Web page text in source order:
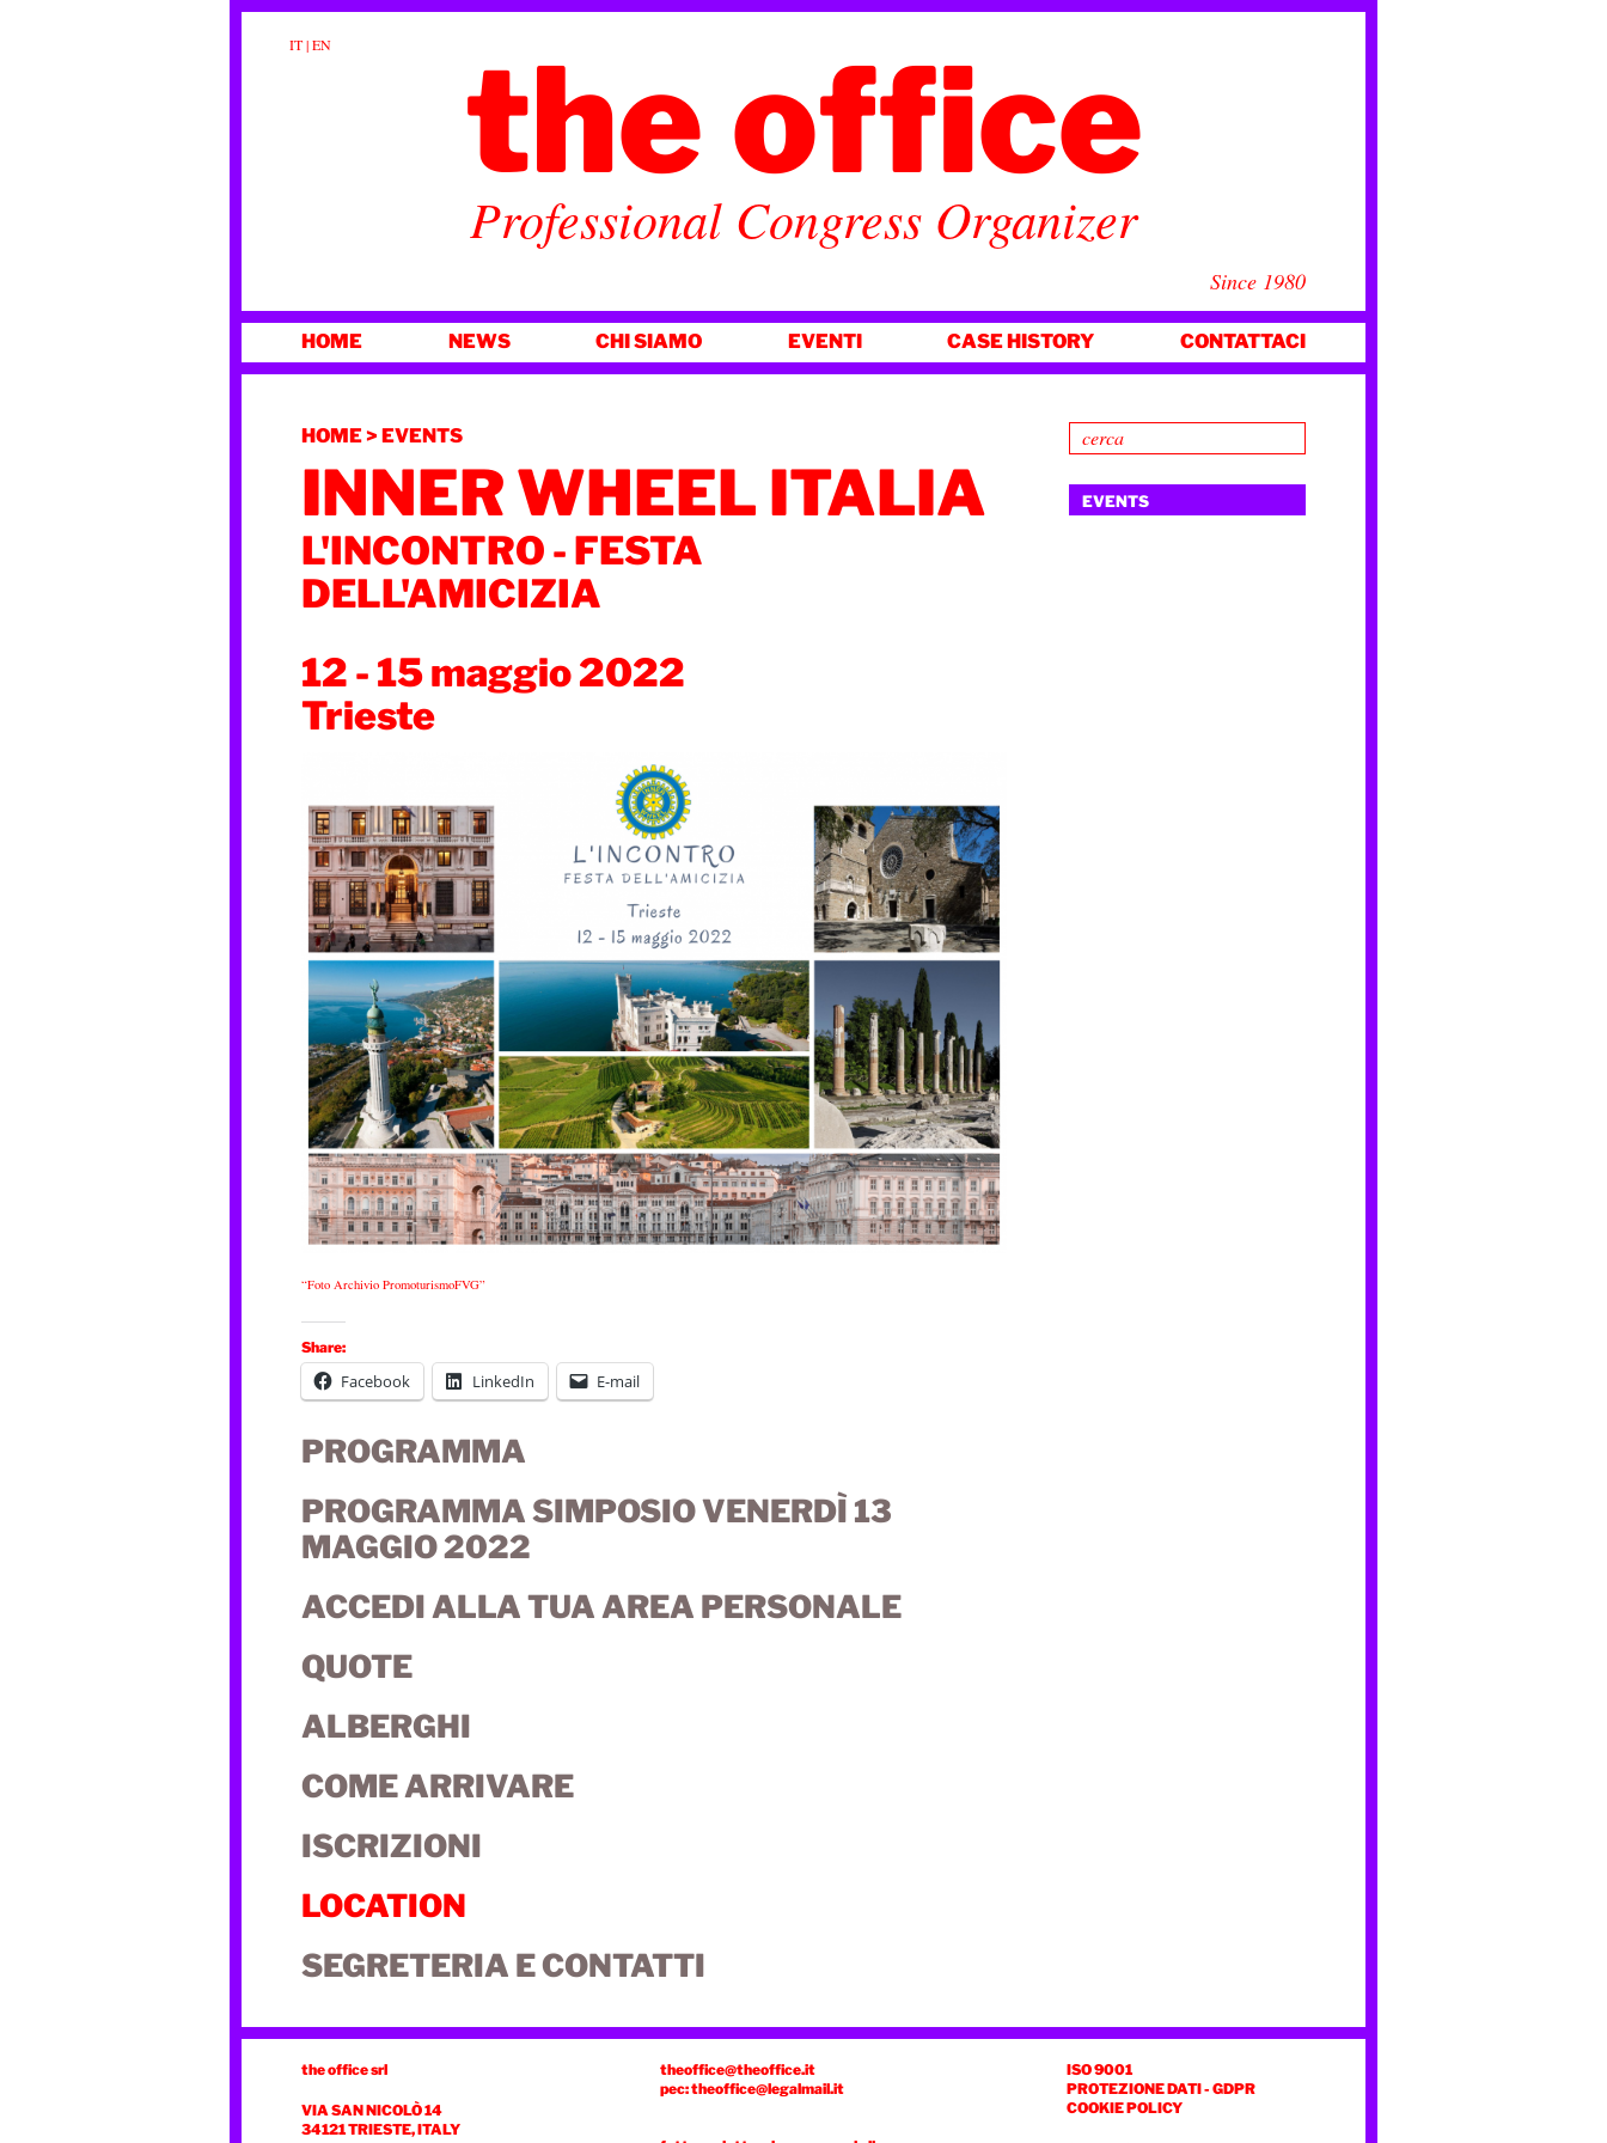
IT|EN the office
Professional Congress Organizer
Since 1980
AL
HOME NEWS CHI SIAMO EVENTI CASE HISTORY CONTATTACI
HOME> EVENTS
INNER WHEEL ITALIA
L'INCONTRO - FESTA
DELL'AMICIZIA
12 - 15 maggio 2022
Trieste
“Foto Archivio PromoturismoFVG”
Share:
Facebook LinkedIn E-mail
PROGRAMMA
PROGRAMMA SIMPOSIO VENERDÌ 13
MAGGIO 2022
ACCEDI ALLA TUA AREA PERSONALE
QUOTE
ALBERGHI
COME ARRIVARE
ISCRIZIONI
LOCATION
SEGRETERIA E CONTATTI
EVENTS
the office srl
VIA SAN NICOLÒ 14
34121 TRIESTE, ITALY
theoffice@theoffice.it
pec: theoffice@legalmail.it
ISO 9001
PROTEZIONE DATI - GDPR
COOKIE POLICY